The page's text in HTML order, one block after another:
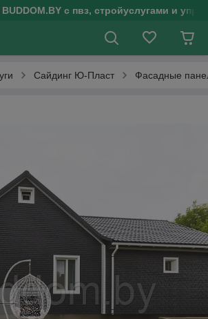
BUDDOM.BY с пвз, стройуслугами и
Сайдинг Ю-Пласт Фасадные